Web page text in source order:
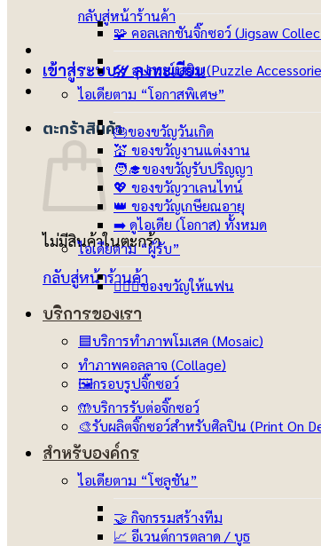
กลับสู่หน้าร้านค้า
เข้าสู่ระบบ / ลงทะเบียน
ตะกร้าสินค้า
ไม่มีสินค้าในตะกร้า
กลับสู่หน้าร้านค้า
🧩 คอลเลกชันจิ๊กซอว์ (Jigsaw
🛠️ อุปกรณ์เสริม (Puzzle
ไอเดียตาม “โอกาสพิเศษ”
🎂ของขวัญวันเกิด
💒 ของขวัญงานแต่งงาน
🧑‍🎓ของขวัญรับปริญญา
💖 ของขวัญวาเลนไทน์
👑 ของขวัญเกษียณอายุ
➡️ ดูไอเดีย (โอกาส) ทั้งหมด
ไอเดียตาม “ผู้รับ”
👩‍❤️‍👨ของขวัญให้แฟน
บริการของเรา
🟦บริการทำภาพโมเสค (Mosaic)
ทำภาพคอลลาจ (Collage)
🖼️กรอบรูปจิ๊กซอว์
🤲บริการรับต่อจิ๊กซอว์
🎨รับผลิตจิ๊กซอว์สำหรับศิลปิน (Print On
สำหรับองค์กร
ไอเดียตาม “โซลูชัน”
🤝 กิจกรรมสร้างทีม
📈 อีเวนต์การตลาด / บูธ